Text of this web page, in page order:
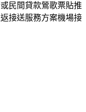
民間貸款鶯歌票貼推
接送服務方案機場接